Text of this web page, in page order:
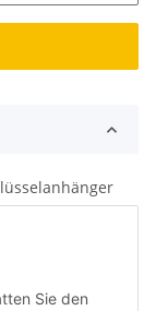
Sie den